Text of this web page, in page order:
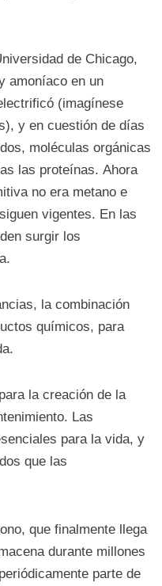
de Chicago,
amoníaco en un
(imagínese
y en cuestión de días
moléculas orgánicas
las proteínas. Ahora
no era metano e
vigentes. En las
surgir los
la combinación
químicos, para
la creación de la
Las
para la vida, y
que las
que finalmente llega
durante millones
parte de